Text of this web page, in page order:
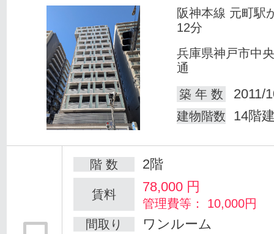
阪神本線 元町駅
12分
兵庫県神戸市中
通
築 年 数
2011/
建物階数 14階
階 数 2階
賃料 78,000 円
管理費等： 10,000円
間取り
ワンルーム